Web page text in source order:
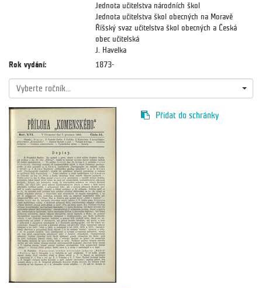
Jednota učitelstva národních škol
Jednota učitelstva škol obecných na Moravě
Říšský svaz učitelstva škol obecných a Česká
obec učitelská
J. Havelka
Rok vydání:
1873-
Vyberte ročník...
Přidat do schránky